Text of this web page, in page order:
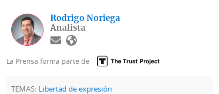
Rodrigo Noriega
Analista
La Prensa forma parte de
TEMAS: Libertad de expresión